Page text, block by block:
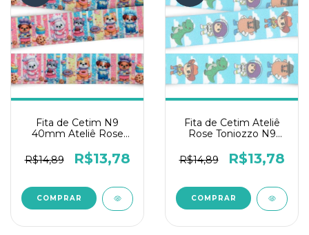
Fita de Cetim N9
40mm Ateliê Rose
Dog
R$14,89 R$13,78
Fita de Cetim Ateliê
Rose Toniozzo N9
Amigos
R$14,89 R$13,78